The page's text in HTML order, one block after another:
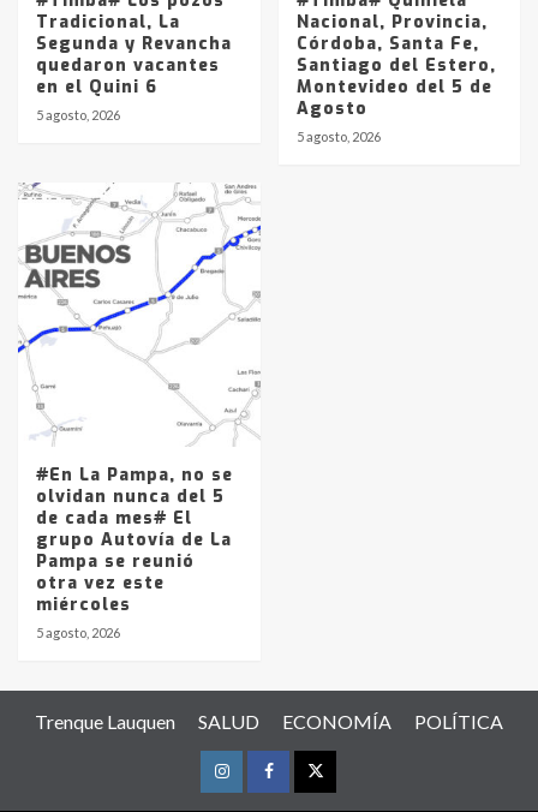
Tradicional, La
Segunda y Revancha
quedaron vacantes
en el Quini 6
5 agosto, 2026
Nacional, Provincia,
Córdoba, Santa Fe,
Santiago del Estero,
Montevideo del 5 de
Agosto
5 agosto, 2026
#En La Pampa, no se
olvidan nunca del 5
de cada mes# El
grupo Autovía de La
Pampa se reunió
otra vez este
miércoles
5 agosto, 2026
Trenque Lauquen SALUD ECONOMÍA POLÍTICA
InstagramFacebookTwitter